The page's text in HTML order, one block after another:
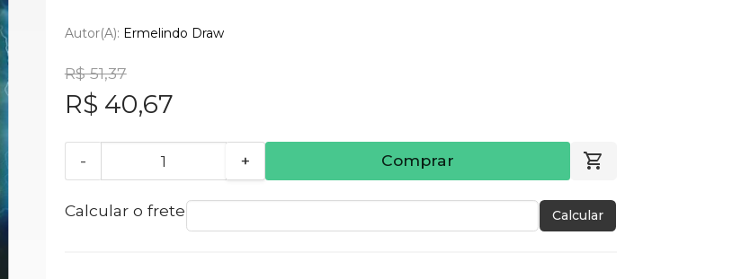
Autor(a): Ermelindo Draw
R$ 51,37
R$ 40,67
- + Comprar
Calcular o frete Calcular